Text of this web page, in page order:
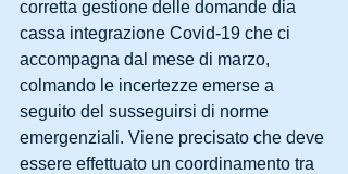
corretta gestione delle domande dia
cassa integrazione Covid-19 che ci
accompagna dal mese di marzo,
colmando le incertezze emerse a
seguito del susseguirsi di norme
emergenziali. Viene precisato che deve
essere effettuato un coordinamento tra